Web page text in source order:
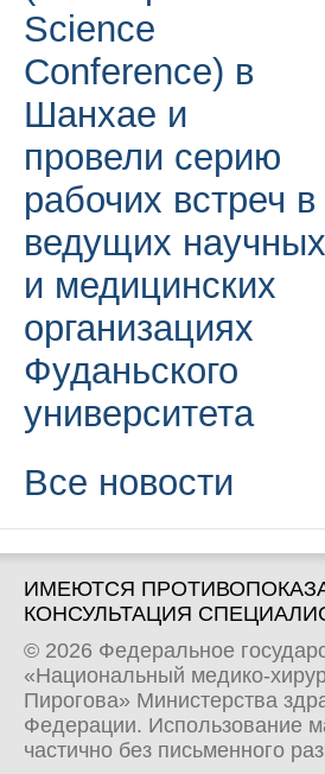
Science
Conference) в
Шанхае и
провели серию
рабочих встреч в
ведущих научных
и медицинских
организациях
Фуданьского
университета
Все новости
ИМЕЮТСЯ
КОНСУЛЬТАЦИЯ
© 2026 Федеральное
«Национальный медико-
Пирогова» Министерства
Федерации. Использование
частично без письменного